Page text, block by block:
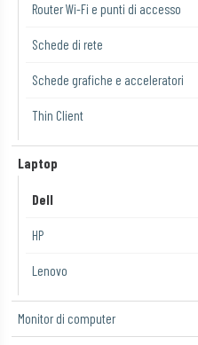
Router Wi-Fi e punti di accesso
Schede di rete
Schede grafiche e acceleratori
Thin Client
Laptop
Dell
HP
Lenovo
Monitor di computer